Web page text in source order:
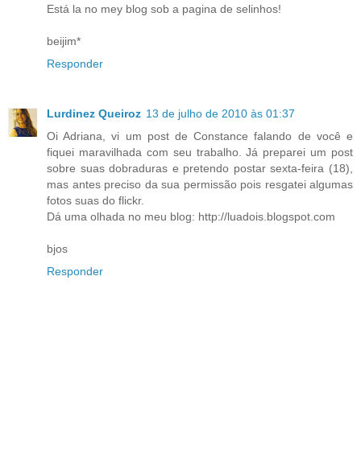
Está la no mey blog sob a pagina de selinhos!
beijim*
Responder
Lurdinez Queiroz 13 de julho de 2010 às 01:37
Oi Adriana, vi um post de Constance falando de você e
fiquei maravilhada com seu trabalho. Já preparei um post
sobre suas dobraduras e pretendo postar sexta-feira (18),
mas antes preciso da sua permissão pois resgatei algumas
fotos suas do flickr.
Dá uma olhada no meu blog: http://luadois.blogspot.com
bjos
Responder